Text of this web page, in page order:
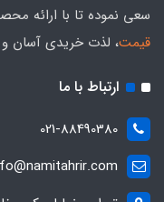
سعی نموده تا با ارائه
قیمت، لذت خریدی آسان
ارتباط با ما
021-88490380